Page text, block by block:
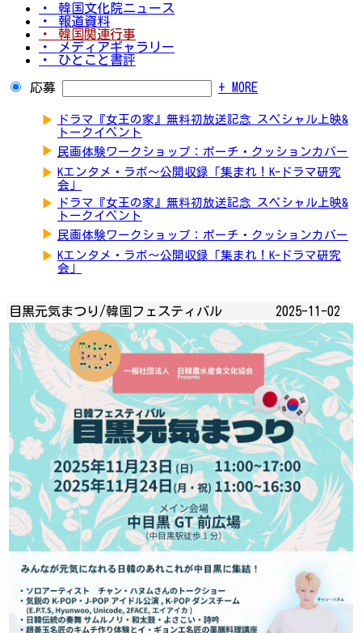
・ 韓国文化院ニュース
・ 報道資料
・ 韓国関連行事
・ メディアギャラリー
・ ひとこと書評
応募 + MORE
▶
ドラマ『女王の家』無料初放送記念 スペシャル上映&
トークイベント
▶ 民画体験ワークショップ：ポーチ・クッションカバー
▶ Kエンタメ・ラボ～公開収録「集まれ！K-ドラマ研究
会」
▶
ドラマ『女王の家』無料初放送記念 スペシャル上映&
トークイベント
▶ 民画体験ワークショップ：ポーチ・クッションカバー
▶ Kエンタメ・ラボ～公開収録「集まれ！K-ドラマ研究
会」
目黒元気まつり/韓国フェスティバル 2025-11-02